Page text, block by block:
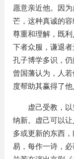
愿意亲近他。因
芒，这种真诚的
尊重和理解，既
下者众服，谦退者
孔子博学多识，仍
曾国藩认为，人
度帮助其赢得了他
虚己受教，
纳新。虚己可以
多或更新的东西
易，每作一诗，